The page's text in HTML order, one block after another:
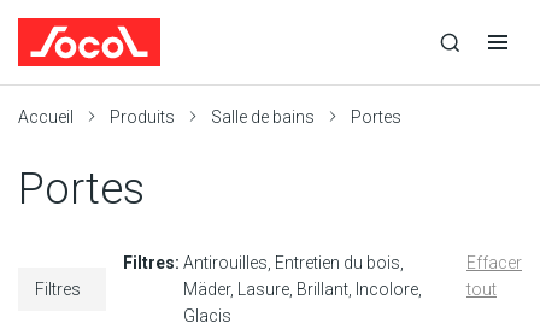
recherche
recherche
navigation
Accueil Produits Salle de bains Portes
Portes
Filtres
Filtres: Antirouilles Entretien du bois
Mäder
Lasure Brillant
Incolore
Glacis
Effacer
tout